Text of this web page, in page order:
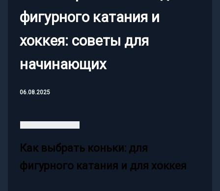
фигурного катания и
хоккея: советы для
начинающих
06.08.2025
Как выбрать коньки: для
фигурного катания и для хоккея